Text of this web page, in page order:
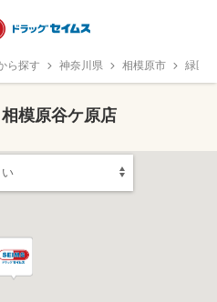
ら探す 神奈川県 相模原市 緑区
模原谷ケ原店